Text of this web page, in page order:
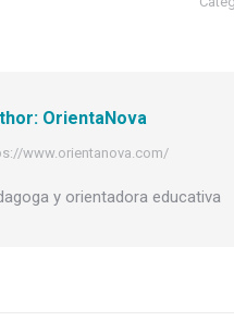
OrientaNova
www.orientanova.com/
y orientadora educativa